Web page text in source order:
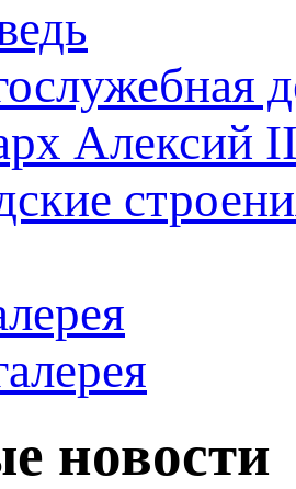
Алексий
новости